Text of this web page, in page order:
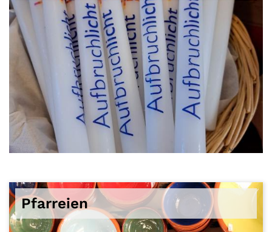
© Achim Thieser
Pfarreien